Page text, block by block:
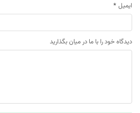
ایمیل *
دیدگاه خود را با ما در میان بگذارید